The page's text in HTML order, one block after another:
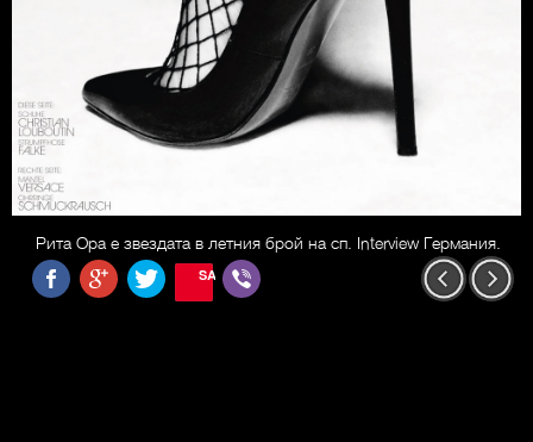
Рита Ора е звездата в летния брой на сп. Interview Германия.
SAVE